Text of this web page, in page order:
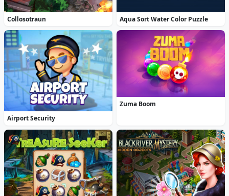
Collosotraun Aqua Sort Water Color Puzzle
Airport Security
Zuma Boom